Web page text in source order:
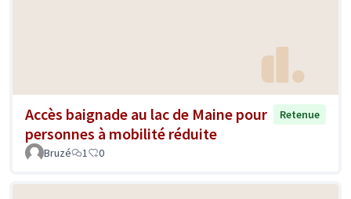
Accès baignade au lac de Maine pour
personnes à mobilité réduite
Retenue
Bruzé 1 0